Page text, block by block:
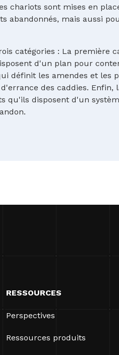
chariots sont mises en
abandonnés, mais aussi
catégories : La première
d'un plan pour
définit les amendes et les
des caddies. Enfin,
qu'ils disposent d'un
RESSOURCES
Perspectives
Ressources produits